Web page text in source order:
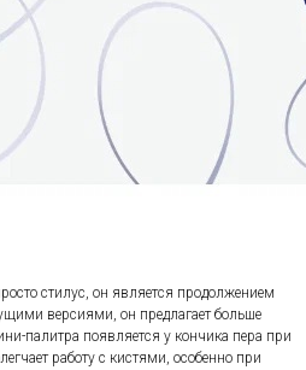
стилус, он является продолжением
версиями, он предлагает больше
палитра появляется у кончика пера при
работу с кистями, особенно при